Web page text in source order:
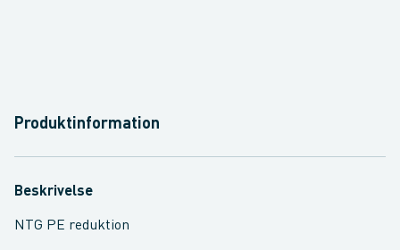
Produktinformation
Beskrivelse
NTG PE reduktion